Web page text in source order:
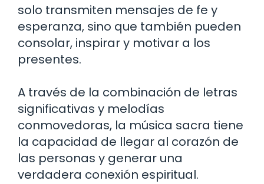
solo transmiten mensajes de fe y
esperanza, sino que también pueden
consolar, inspirar y motivar a los
presentes.
A través de la combinación de letras
significativas y melodías
conmovedoras, la música sacra tiene
la capacidad de llegar al corazón de
las personas y generar una
verdadera conexión espiritual.